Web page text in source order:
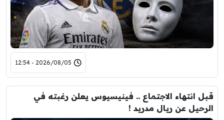
2026/08/05 - 12:54
قبل انتهاء الاجتماع .. فينيسيوس يعلن رغبته في
الرحيل عن ريال مدريد !